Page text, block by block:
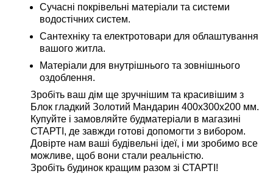
Сучасні покрівельні матеріали та системи
водостічних систем.
Сантехніку та електротовари для облаштування
вашого житла.
Матеріали для внутрішнього та зовнішнього
оздоблення.
Зробіть ваш дім ще зручнішим та красивішим з
Блок гладкий Золотий Мандарин 400х300х200 мм.
Купуйте і замовляйте будматеріали в магазині
СТАРТІ, де завжди готові допомогти з вибором.
Довірте нам ваші будівельні ідеї, і ми зробимо все
можливе, щоб вони стали реальністю.
Зробіть будинок кращим разом зі СТАРТІ!